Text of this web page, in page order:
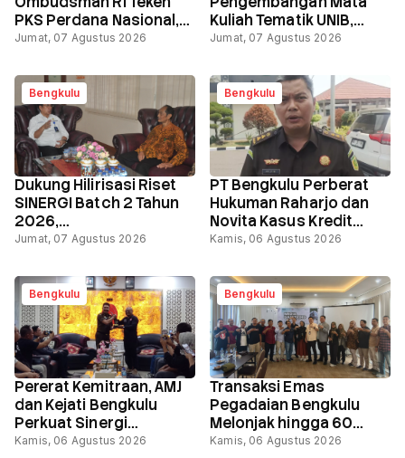
PKS Perdana Nasional,
Perkuat Pelayanan
Jumat, 07 Agustus 2026
Kuliah Tematik UNIB,
Angkat Isu Analisis
Kebijakan
Kependudukan
Jumat, 07 Agustus 2026
Bengkulu
Dukung Hilirisasi Riset
SINERGI Batch 2 Tahun
2026,
Kemendukbangga/BKKBN
Jumat, 07 Agustus 2026
Bengkulu
PT Bengkulu Perberat
Hukuman Raharjo dan
Novita Kasus Kredit
Bank Raya, Vonis Naik,
Rp58,8 Miliar
Kamis, 06 Agustus 2026
Bengkulu
Pererat Kemitraan, AMJ
dan Kejati Bengkulu
Perkuat Sinergi
Keterbukaan Informasi
Kamis, 06 Agustus 2026
Bengkulu
Transaksi Emas
Pegadaian Bengkulu
Melonjak hingga 60
Persen, Masyarakat
Kamis, 06 Agustus 2026